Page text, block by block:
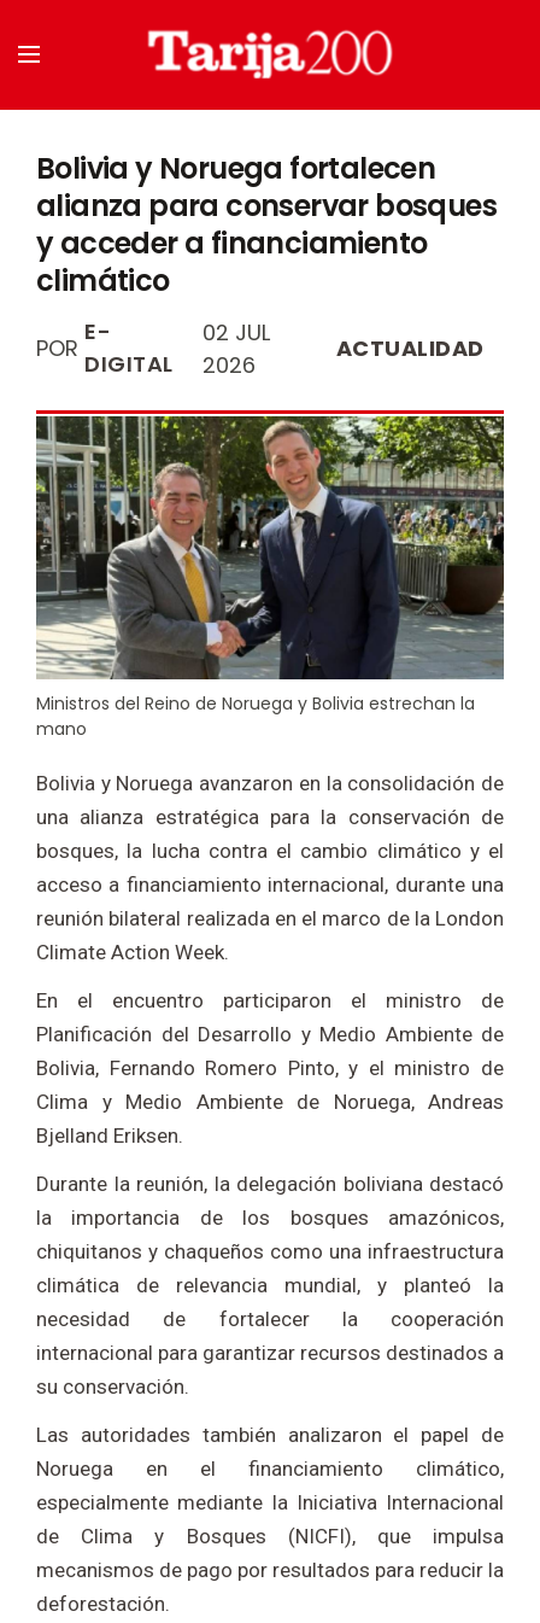
Bolivia y Noruega fortalecen
alianza para conservar bosques
y acceder a financiamiento
climático
POR
E-
DIGITAL
02 JUL
2026
ACTUALIDAD
Ministros del Reino de Noruega y Bolivia estrechan la
mano
Bolivia y Noruega avanzaron en la consolidación de
una alianza estratégica para la conservación de
bosques, la lucha contra el cambio climático y el
acceso a financiamiento internacional, durante una
reunión bilateral realizada en el marco de la London
Climate Action Week.
En el encuentro participaron el ministro de
Planificación del Desarrollo y Medio Ambiente de
Bolivia, Fernando Romero Pinto, y el ministro de
Clima y Medio Ambiente de Noruega, Andreas
Bjelland Eriksen.
Durante la reunión, la delegación boliviana destacó
la importancia de los bosques amazónicos,
chiquitanos y chaqueños como una infraestructura
climática de relevancia mundial, y planteó la
necesidad de fortalecer la cooperación
internacional para garantizar recursos destinados a
su conservación.
Las autoridades también analizaron el papel de
Noruega en el financiamiento climático,
especialmente mediante la Iniciativa Internacional
de Clima y Bosques (NICFI), que impulsa
mecanismos de pago por resultados para reducir la
deforestación.